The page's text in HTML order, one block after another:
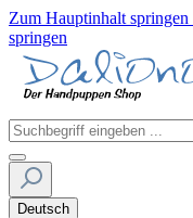
Zum Hauptinhalt springen
springen
Deutsch